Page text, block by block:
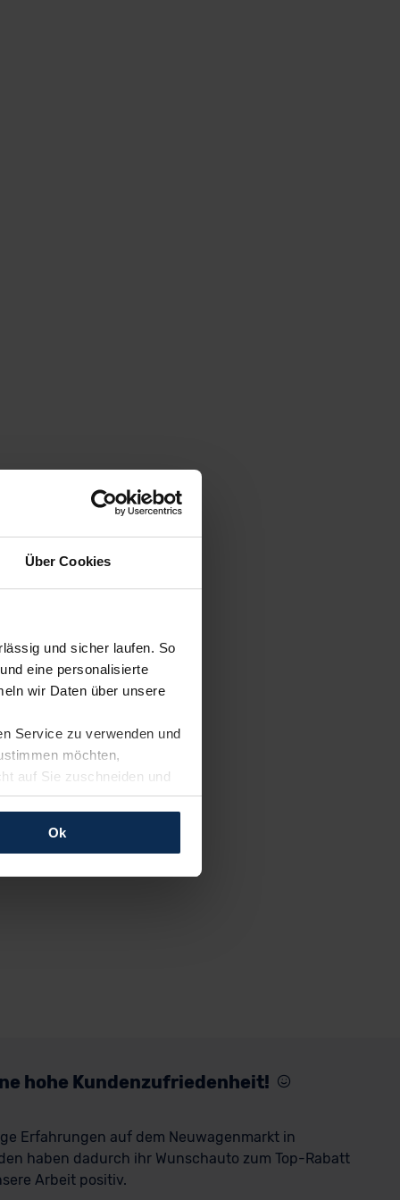
Über Cookies
und sicher laufen. So
eine personalisierte
wir Daten über unsere
Service zu verwenden und
möchten,
auf Sie zuschneiden und
jederzeit anpassen
Ok
hohe Kundenzufriedenheit!
Erfahrungen auf dem Neuwagenmarkt in
haben dadurch ihr Wunschauto zum Top-Rabatt
Arbeit positiv.